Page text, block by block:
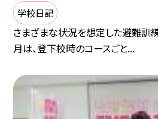
学校日記
さまざまな状況を想定した避難訓
月は、登下校時のコースごと...